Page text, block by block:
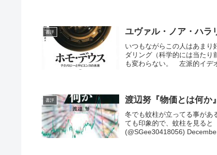
書評 ユヴァル・ノア・ハ
いつもながらこの人はあまり
ダリング（科学的には当た
も変わらない。 左派的イデ
書評 渡辺努『物価とは何
冬でも蚊柱が立ってる事があ
ても印象的で、蚊柱を見る
(@SGee30418056)